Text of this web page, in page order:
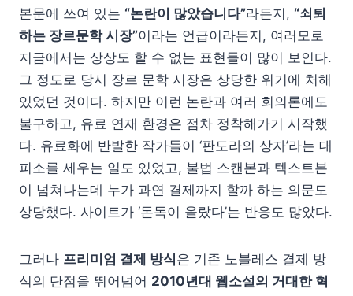
본문에 쓰여 있는 “논란이 많았습니다”라든지, “쇠퇴
하는 장르문학 시장”이라는 언급이라든지, 여러모로
지금에서는 상상도 할 수 없는 표현들이 많이 보인다.
그 정도로 당시 장르 문학 시장은 상당한 위기에 처해
있었던 것이다. 하지만 이런 논란과 여러 회의론에도
불구하고, 유료 연재 환경은 점차 정착해가기 시작했
다. 유료화에 반발한 작가들이 ‘판도라의 상자’라는 대
피소를 세우는 일도 있었고, 불법 스캔본과 텍스트본
이 넘쳐나는데 누가 과연 결제까지 할까 하는 의문도
상당했다. 사이트가 ‘돈독이 올랐다’는 반응도 많았다.
그러나 프리미엄 결제 방식은 기존 노블레스 결제 방
식의 단점을 뛰어넘어 2010년대 웹소설의 거대한 혁